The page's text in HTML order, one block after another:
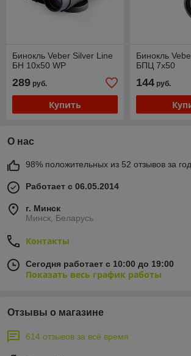
Бинокль Veber Silver Line
БН 10x50 WP
289 руб.
Купить
Бинокль
БПЦ 7x50
144руб.
О нас
98% положительных из 52 отзывов за год
Работает с 06.05.2014
г. Минск
Минск, Беларусь
Контакты
Сегодня работает с 10:00 до 19:00
Показать весь график работы
Отзывы о магазине
614 отзывов за всё время